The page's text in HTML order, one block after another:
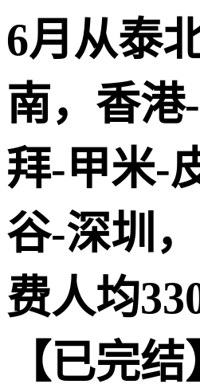
6月从泰
南，香港
拜-甲米-
谷-深圳
费人均
【已完结